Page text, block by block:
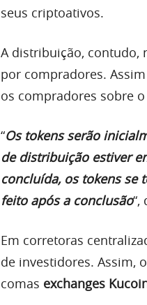
seus criptoativos.
A distribuição, contudo,
por compradores.
os compradores sobre
“Os tokens serão
de distribuição estiver
concluída, os tokens se
feito após a conclusão“,
Em corretoras
de investidores. Assim,
comas exchanges